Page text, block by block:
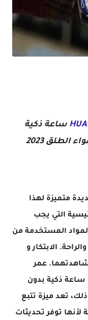
ساعة ذكية
الطلق 2023
متميزة لهذا
التي يجب
المستخدمة من
الابتكار و
عمر
ساعة ذكية بدون
تعد ميزة تتبع
لأنها توفر تحديثات